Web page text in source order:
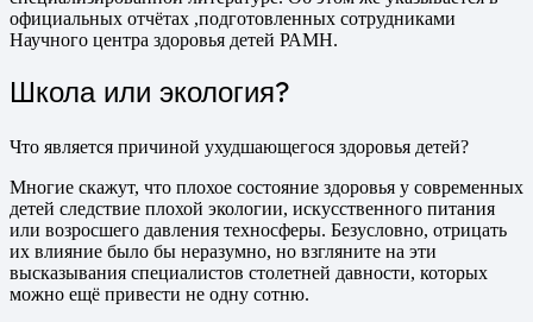
официальных отчётах ,подготовленных сотрудниками
Научного центра здоровья детей РАМН.
Школа или экология?
Что является причиной ухудшающегося здоровья детей?
Многие скажут, что плохое состояние здоровья у современных
детей следствие плохой экологии, искусственного питания
или возросшего давления техносферы. Безусловно, отрицать
их влияние было бы неразумно, но взгляните на эти
высказывания специалистов столетней давности, которых
можно ещё привести не одну сотню.